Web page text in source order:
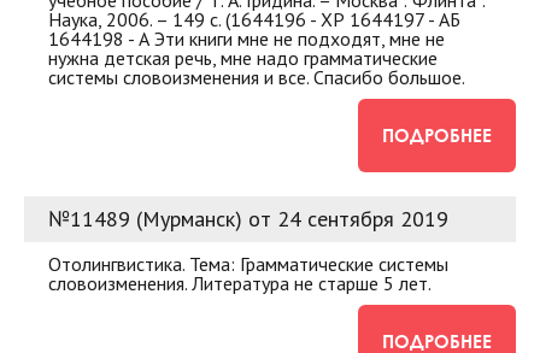
Наука, 2006. – 149 с. (1644196 - ХР 1644197 - АБ
1644198 - А Эти книги мне не подходят, мне не
нужна детская речь, мне надо грамматические
системы словоизменения и все. Спасибо большое.
ПОДРОБНЕЕ
№11489 (Мурманск) от 24 сентября 2019
Отолингвистика. Тема: Грамматические системы
словоизменения. Литература не старше 5 лет.
ПОДРОБНЕЕ